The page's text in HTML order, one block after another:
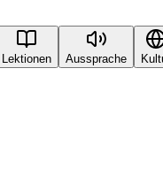
Lektionen Aussprache